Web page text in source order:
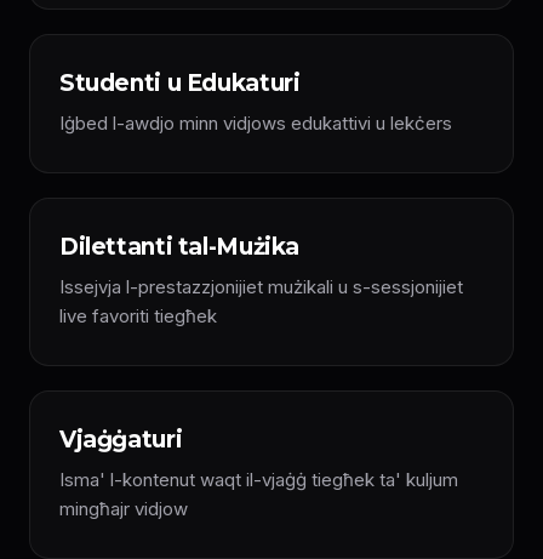
Studenti u Edukaturi
Iġbed l-awdjo minn vidjows edukattivi u lekċers
Dilettanti tal-Mużika
Issejvja l-prestazzjonijiet mużikali u s-sessjonijiet
live favoriti tiegħek
Vjaġġaturi
Isma' l-kontenut waqt il-vjaġġ tiegħek ta' kuljum
mingħajr vidjow